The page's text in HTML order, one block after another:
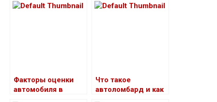
онлайн-казино
автоломбарда и
Факторы оценки
автомобиля в
Что такое
автоломбард и как